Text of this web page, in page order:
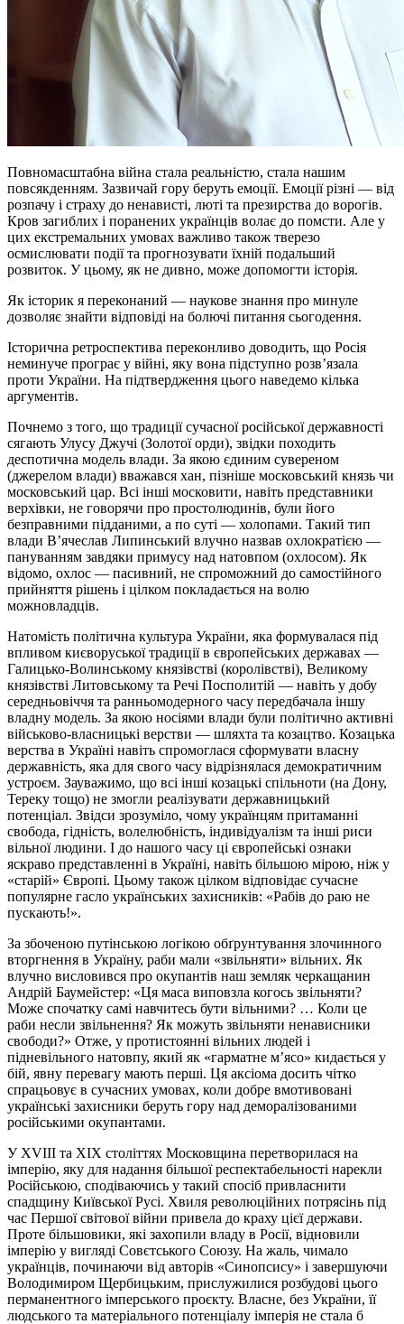
Повномасштабна війна стала реальністю, стала нашим
повсякденням. Зазвичай гору беруть емоції. Емоції різні — від
розпачу і страху до ненависті, люті та презирства до ворогів.
Кров загиблих і поранених українців волає до помсти. Але у
цих екстремальних умовах важливо також тверезо
осмислювати події та прогнозувати їхній подальший
розвиток. У цьому, як не дивно, може допомогти історія.
Як історик я переконаний — наукове знання про минуле
дозволяє знайти відповіді на болючі питання сьогодення.
Історична ретроспектива переконливо доводить, що Росія
неминуче програє у війні, яку вона підступно розв’язала
проти України. На підтвердження цього наведемо кілька
аргументів.
Почнемо з того, що традиції сучасної російської державності
сягають Улусу Джучі (Золотої орди), звідки походить
деспотична модель влади. За якою єдиним сувереном
(джерелом влади) вважався хан, пізніше московський князь чи
московський цар. Всі інші московити, навіть представники
верхівки, не говорячи про простолюдинів, були його
безправними підданими, а по суті — холопами. Такий тип
влади В’ячеслав Липинський влучно назвав охлократією —
пануванням завдяки примусу над натовпом (охлосом). Як
відомо, охлос — пасивний, не спроможний до самостійного
прийняття рішень і цілком покладається на волю
можновладців.
Натомість політична культура України, яка формувалася під
впливом києворуської традиції в європейських державах —
Галицько-Волинському князівстві (королівстві), Великому
князівстві Литовському та Речі Посполитій — навіть у добу
середньовіччя та ранньомодерного часу передбачала іншу
владну модель. За якою носіями влади були політично активні
військово-власницькі верстви — шляхта та козацтво. Козацька
верства в Україні навіть спромоглася сформувати власну
державність, яка для свого часу відрізнялася демократичним
устроєм. Зауважимо, що всі інші козацькі спільноти (на Дону,
Тереку тощо) не змогли реалізувати державницький
потенціал. Звідси зрозуміло, чому українцям притаманні
свобода, гідність, волелюбність, індивідуалізм та інші риси
вільної людини. І до нашого часу ці європейські ознаки
яскраво представленні в Україні, навіть більшою мірою, ніж у
«старій» Європі. Цьому також цілком відповідає сучасне
популярне гасло українських захисників: «Рабів до раю не
пускають!».
За збоченою путінською логікою обґрунтування злочинного
вторгнення в Україну, раби мали «звільняти» вільних. Як
влучно висловився про окупантів наш земляк черкащанин
Андрій Баумейстер: «Ця маса виповзла когось звільняти?
Може спочатку самі навчитесь бути вільними? … Коли це
раби несли звільнення? Як можуть звільняти ненависники
свободи?» Отже, у протистоянні вільних людей і
підневільного натовпу, який як «гарматне м’ясо» кидається у
бій, явну перевагу мають перші. Ця аксіома досить чітко
спрацьовує в сучасних умовах, коли добре вмотивовані
українські захисники беруть гору над деморалізованими
російськими окупантами.
У ХVІІІ та ХІХ століттях Московщина перетворилася на
імперію, яку для надання більшої респектабельності нарекли
Російською, сподіваючись у такий спосіб привласнити
спадщину Київської Русі. Хвиля революційних потрясінь під
час Першої світової війни привела до краху цієї держави.
Проте більшовики, які захопили владу в Росії, відновили
імперію у вигляді Совєтського Союзу. На жаль, чимало
українців, починаючи від авторів «Синопсису» і завершуючи
Володимиром Щербицьким, прислужилися розбудові цього
перманентного імперського проєкту. Власне, без України, її
людського та матеріального потенціалу імперія не стала б